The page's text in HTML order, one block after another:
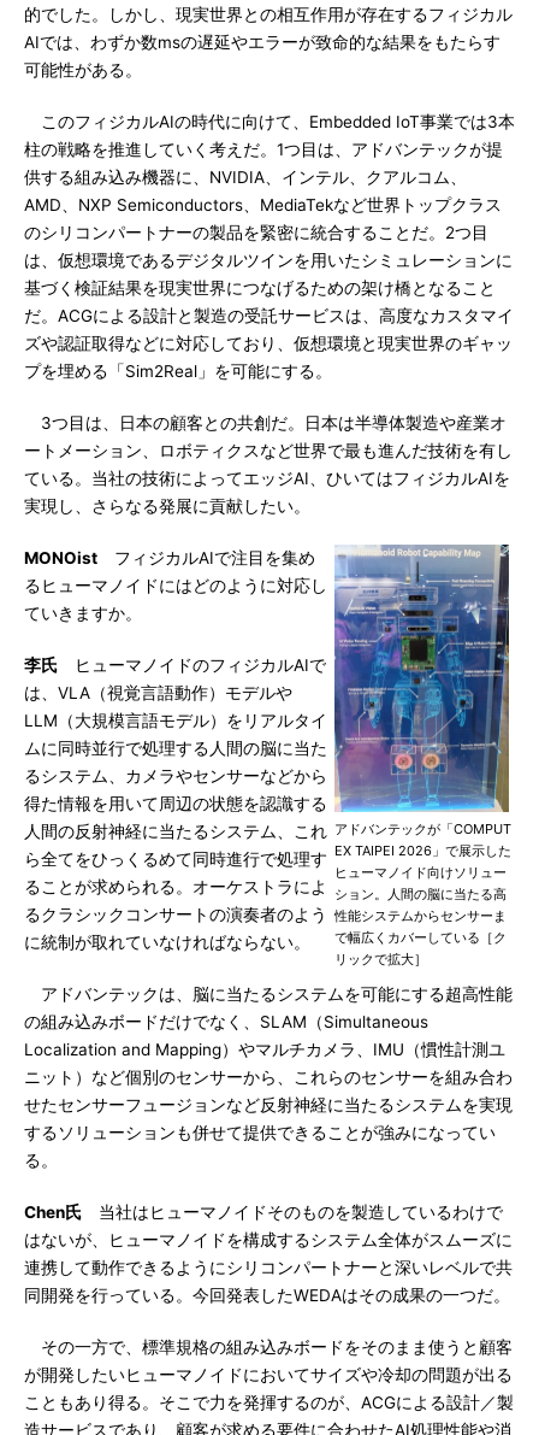
的でした。しかし、現実世界との相互作用が存在するフィジカル
AIでは、わずか数msの遅延やエラーが致命的な結果をもたらす
可能性がある。
このフィジカルAIの時代に向けて、Embedded IoT事業では3本
柱の戦略を推進していく考えだ。1つ目は、アドバンテックが提
供する組み込み機器に、NVIDIA、インテル、クアルコム、
AMD、NXP Semiconductors、MediaTekなど世界トップクラス
のシリコンパートナーの製品を緊密に統合することだ。2つ目
は、仮想環境であるデジタルツインを用いたシミュレーションに
基づく検証結果を現実世界につなげるための架け橋となること
だ。ACGによる設計と製造の受託サービスは、高度なカスタマイ
ズや認証取得などに対応しており、仮想環境と現実世界のギャッ
プを埋める「Sim2Real」を可能にする。
3つ目は、日本の顧客との共創だ。日本は半導体製造や産業オ
ートメーション、ロボティクスなど世界で最も進んだ技術を有し
ている。当社の技術によってエッジAI、ひいてはフィジカルAIを
実現し、さらなる発展に貢献したい。
アドバンテックが「COMPUT
EX TAIPEI 2026」で展示した
ヒューマノイド向けソリュー
ション。人間の脳に当たる高
性能システムからセンサーま
で幅広くカバーしている［ク
リックで拡大］
MONOist フィジカルAIで注目を集め
るヒューマノイドにはどのように対応し
ていきますか。
李氏 ヒューマノイドのフィジカルAIで
は、VLA（視覚言語動作）モデルや
LLM（大規模言語モデル）をリアルタイ
ムに同時並行で処理する人間の脳に当た
るシステム、カメラやセンサーなどから
得た情報を用いて周辺の状態を認識する
人間の反射神経に当たるシステム、これ
ら全てをひっくるめて同時進行で処理す
ることが求められる。オーケストラによ
るクラシックコンサートの演奏者のよう
に統制が取れていなければならない。
アドバンテックは、脳に当たるシステムを可能にする超高性能
の組み込みボードだけでなく、SLAM（Simultaneous
Localization and Mapping）やマルチカメラ、IMU（慣性計測ユ
ニット）など個別のセンサーから、これらのセンサーを組み合わ
せたセンサーフュージョンなど反射神経に当たるシステムを実現
するソリューションも併せて提供できることが強みになってい
る。
Chen氏 当社はヒューマノイドそのものを製造しているわけで
はないが、ヒューマノイドを構成するシステム全体がスムーズに
連携して動作できるようにシリコンパートナーと深いレベルで共
同開発を行っている。今回発表したWEDAはその成果の一つだ。
その一方で、標準規格の組み込みボードをそのまま使うと顧客
が開発したいヒューマノイドにおいてサイズや冷却の問題が出る
こともあり得る。そこで力を発揮するのが、ACGによる設計／製
造サービスであり、顧客が求める要件に合わせたAI処理性能や消